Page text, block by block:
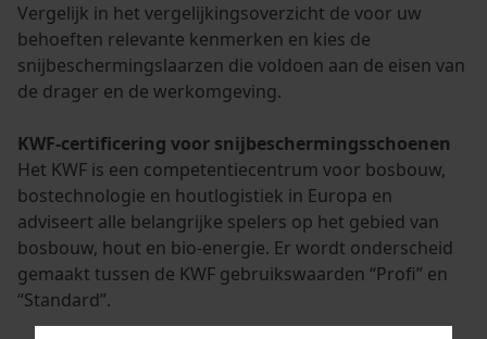
Vergelijk in het vergelijkingsoverzicht de voor uw
behoeften relevante kenmerken en kies de
snijbeschermingslaarzen die voldoen aan de eisen van
de drager en de werkomgeving.
KWF-certificering voor snijbeschermingsschoenen
Het KWF is een competentiecentrum voor bosbouw,
bostechnologie en houtlogistiek in Europa en
adviseert alle belangrijke spelers op het gebied van
bosbouw, hout en bio-energie. Er wordt onderscheid
gemaakt tussen de KWF gebruikswaarden “Profi” en
“Standard”.